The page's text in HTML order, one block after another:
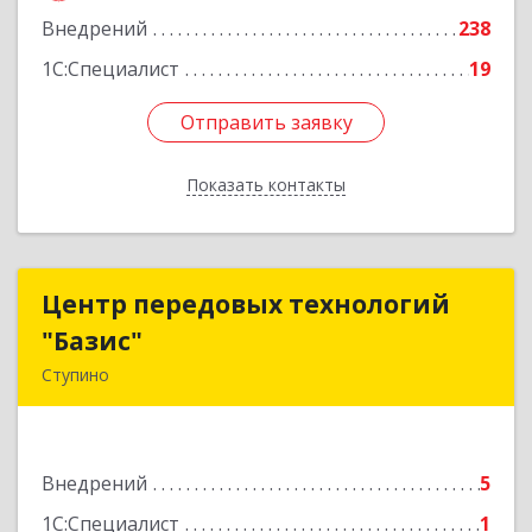
Внедрений
238
1С:Специалист
19
Отправить заявку
Показать контакты
Отправить заявку
Назад
Центр передовых технологий
"Базис"
Ступино
Внедрений
5
1С:Специалист
1
Центр передовых технологий
Подробнее